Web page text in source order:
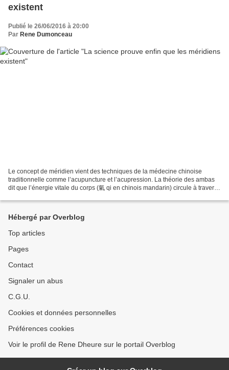
existent
Publié le 26/06/2016 à 20:00
Par Rene Dumonceau
Le concept de méridien vient des techniques de la médecine chinoise
traditionnelle comme l’acupuncture et l’acupression. La théorie des ambas
dit que l’énergie vitale du corps (氣 qi en chinois mandarin) circule à travers
Hébergé par Overblog
Top articles
Pages
Contact
Signaler un abus
C.G.U.
Cookies et données personnelles
Préférences cookies
Voir le profil de Rene Dheure sur le portail Overblog